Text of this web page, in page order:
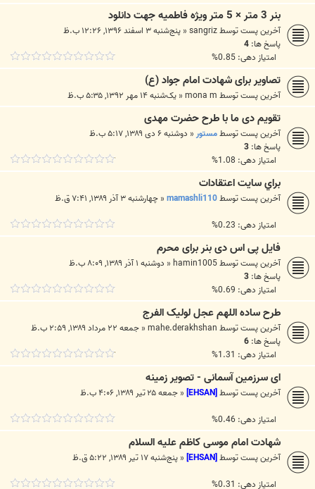
بنر 3 متر × 5 متر ویژه فاطمیه جهت دانلود
آخرین پست توسطsangriz
« پنج‌شنبه ۳ اسفند ۱۳۹۶, ۱۲:۲۶ ب.ظ
پاسخ ها: 4
امتیاز دهی: 0.85%
تصاویر برای شهادت امام جواد (ع)
آخرین پست توسطmona m
« یک‌شنبه ۱۴ مهر ۱۳۹۲, ۵:۳۵ ب.ظ
تقویم دی ما با طرح حضرت مهدی
آخرین پست توسطمستور« دوشنبه ۶ دی ۱۳۸۹, ۵:۱۷ ب.ظ
پاسخ ها: 3
امتیاز دهی: 1.08%
براي سايت اعتقادات
آخرین پست توسطmamashli110
« چهارشنبه ۳ آذر ۱۳۸۹, ۷:۴۱ ق.ظ
امتیاز دهی: 0.23%
فایل پی اس دی بنر برای محرم
آخرین پست توسطhamin1005
« دوشنبه ۱ آذر ۱۳۸۹, ۸:۰۹ ب.ظ
پاسخ ها: 3
امتیاز دهی: 0.69%
طرح ساده اللهم عجل لولیک الفرج
آخرین پست توسطmahe.derakhshan
« جمعه ۲۲ مرداد ۱۳۸۹, ۲:۵۹ ب.ظ
پاسخ ها: 6
امتیاز دهی: 1.31%
ای سرزمین آسمانی - تصویر زمینه
آخرین پست توسط[EHSAN]
« جمعه ۲۵ تیر ۱۳۸۹, ۴:۰۶ ب.ظ
امتیاز دهی: 0.46%
شهادت امام موسی کاظم علیه السلام
آخرین پست توسط[EHSAN]
« پنج‌شنبه ۱۷ تیر ۱۳۸۹, ۵:۲۲ ق.ظ
امتیاز دهی: 0.31%